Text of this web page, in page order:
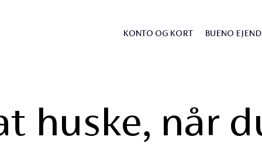
KONTO OG KORT BUENO
huske, når